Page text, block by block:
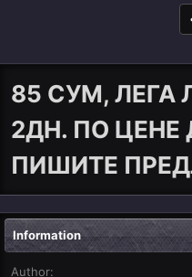
85 СУМ, ЛЕГА
2ДН. ПО
ПИШИТЕ
Information
Author